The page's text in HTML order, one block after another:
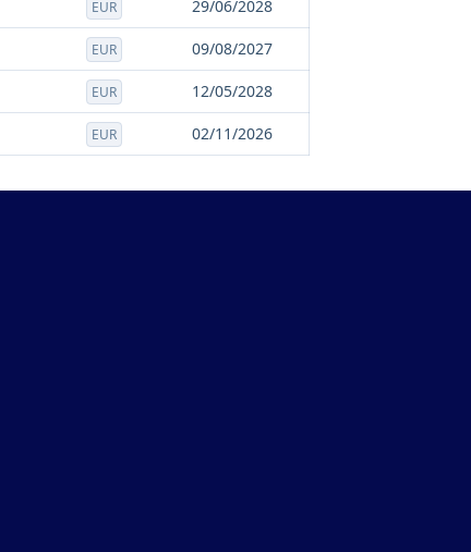
EUR 29/06/2028
EUR 09/08/2027
EUR 12/05/2028
EUR 02/11/2026